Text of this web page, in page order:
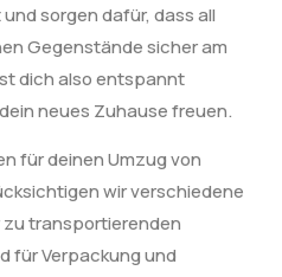
sorgen dafür, dass all
Gegenstände sicher am
dich also entspannt
neues Zuhause freuen.
für deinen Umzug von
wir verschiedene
zu transportierenden
für Verpackung und